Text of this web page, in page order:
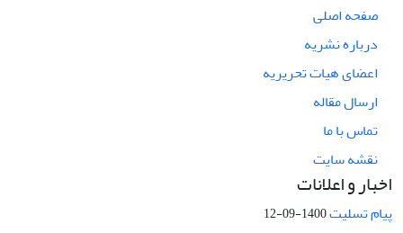
صفحه اصلی
درباره نشریه
اعضای هیات تحریریه
ارسال مقاله
تماس با ما
نقشه سایت
اخبار و اعلانات
پیام تسلیت1400-09-12